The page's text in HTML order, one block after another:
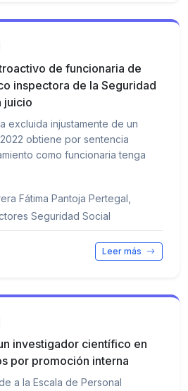
de funcionaria de
inspectora de la Seguridad
juicio
excluida injustamente de un
obtiene por sentencia
como funcionaria tenga
Fátima Pantoja Pertegal,
Seguridad Social
Leer más
investigador científico en
por promoción interna
a la Escala de Personal